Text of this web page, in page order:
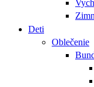
Deti
Oblečenie